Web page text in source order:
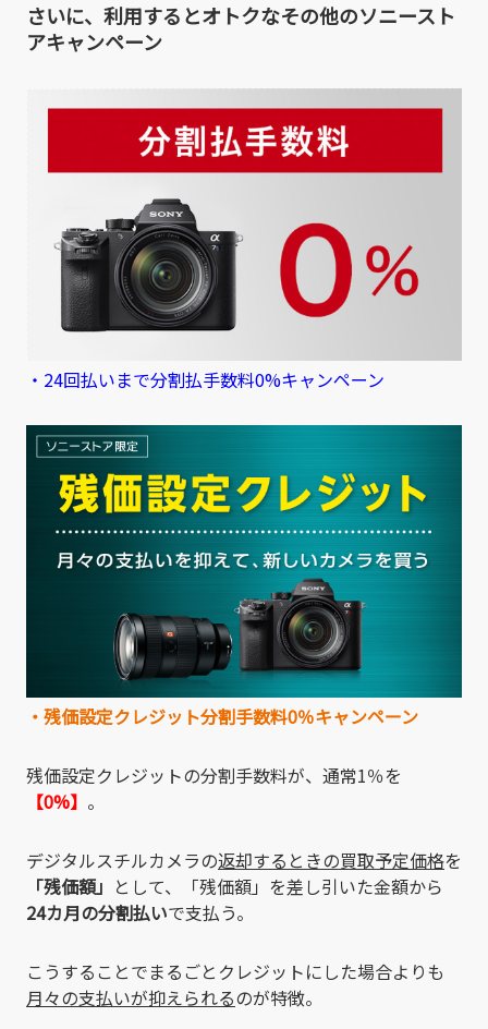
さいに、利用するとオトクなその他のソニースト
アキャンペーン
・24回払いまで分割払手数料0%キャンペーン
・残価設定クレジット分割手数料0％キャンペーン
残価設定クレジットの分割手数料が、通常1％を
【0%】 。
デジタルスチルカメラの返却するときの買取予定価格を
「残価額」 として、「残価額」を差し引いた金額から
24カ月の分割払いで支払う。
こうすることでまるごとクレジットにした場合よりも
月々の支払いが抑えられるのが特徴。